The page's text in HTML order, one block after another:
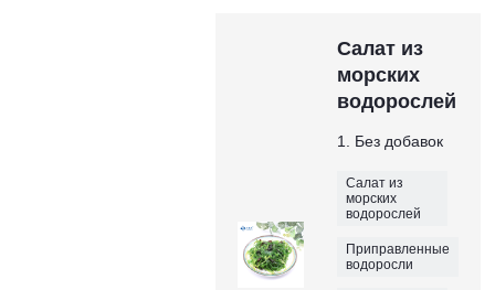
Салат из
морских
водорослей
1. Без добавок
Салат из
морских
водорослей
Приправленные
водоросли